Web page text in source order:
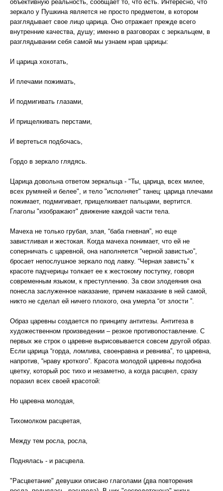
объективную реальность, сообщает то, что есть. Интересно, что
зеркало у Пушкина является не просто предметом, в котором
разглядывает свое лицо царица. Оно отражает прежде всего
внутренние качества, душу; именно в разговорах с зеркальцем, в
разглядывании себя самой мы узнаем нрав царицы:
И царица хохотать,
И плечами пожимать,
И подмигивать глазами,
И прищелкивать перстами,
И вертеться подбочась,
Гордо в зеркало глядясь.
Царица довольна ответом зеркальца - "Ты, царица, всех милее,
всех румяней и белее", и тело "исполняет" танец: царица плечами
пожимает, подмигивает, прищелкивает пальцами, вертится.
Глаголы "изображают" движение каждой части тела.
Мачеха не только грубая, злая, “баба гневная”, но еще
завистливая и жестокая. Когда мачеха понимает, что ей не
соперничать с царевной, она наполняется “черной завистью”,
бросает непослушное зеркало под лавку. “Черная зависть” к
красоте падчерицы толкает ее к жестокому поступку, говоря
современным языком, к преступлению. За свои злодеяния она
понесла заслуженное наказание, причем наказание в ней самой,
никто не сделал ей ничего плохого, она умерла “от злости ”.
Образ царевны создается по принципу антитезы. Антитеза в
художественном произведении – резкое противопоставление. С
первых же строк о царевне вырисовывается совсем другой образ.
Если царица “горда, ломлива, своенравна и ревнива”, то царевна,
напротив, “нраву кроткого”. Красота молодой царевны подобна
цветку, который рос тихо и незаметно, а когда расцвел, сразу
поразил всех своей красотой:
Но царевна молодая,
Тихомолком расцветая,
Между тем росла, росла,
Поднялась - и расцвела.
"Расцветание" девушки описано глаголами (два повторения